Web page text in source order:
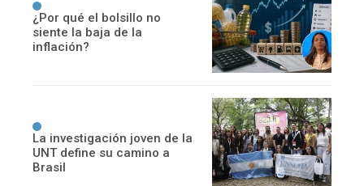
¿Por qué el bolsillo no
siente la baja de la
inflación?
La investigación joven de la
UNT define su camino a
Brasil